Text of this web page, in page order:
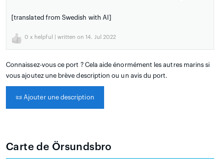
[translated from Swedish with AI]
0 x helpful | written on 14. Jul 2022
Connaissez-vous ce port ? Cela aide énormément les autres marins si
vous ajoutez une brève description ou un avis du port.
📜 Ajouter une description
Carte de Örsundsbro